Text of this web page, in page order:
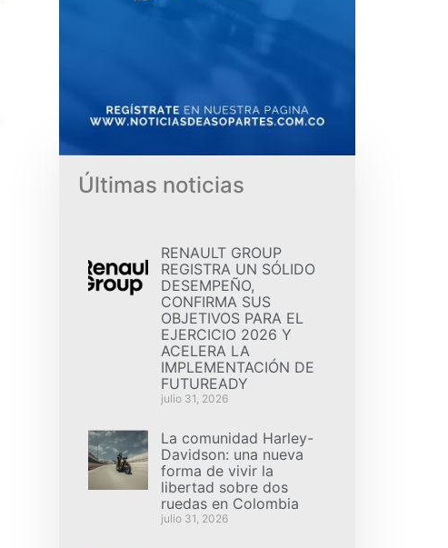
Últimas noticias
RENAULT GROUP
REGISTRA UN SÓLIDO
DESEMPEÑO,
CONFIRMA SUS
OBJETIVOS PARA EL
EJERCICIO 2026 Y
ACELERA LA
IMPLEMENTACIÓN DE
FUTUREADY
julio 31, 2026
La comunidad Harley-
Davidson: una nueva
forma de vivir la
libertad sobre dos
ruedas en Colombia
julio 31, 2026